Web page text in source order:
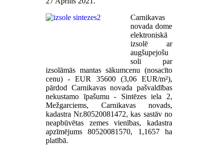
Carnikavas
novada dome
elektroniskā
izsolē ar
augšupejošu
soli par
izsolāmās mantas sākumcenu (nosacīto
cenu) - EUR 35600 (3,06 EUR/m²),
pārdod Carnikavas novada pašvaldības
nekustamo īpašumu - Sintēzes iela 2,
Mežgarciems, Carnikavas novads,
kadastra Nr.80520081472, kas sastāv no
neapbūvētas zemes vienības, kadastra
apzīmējums 80520081570, 1,1657 ha
platībā.